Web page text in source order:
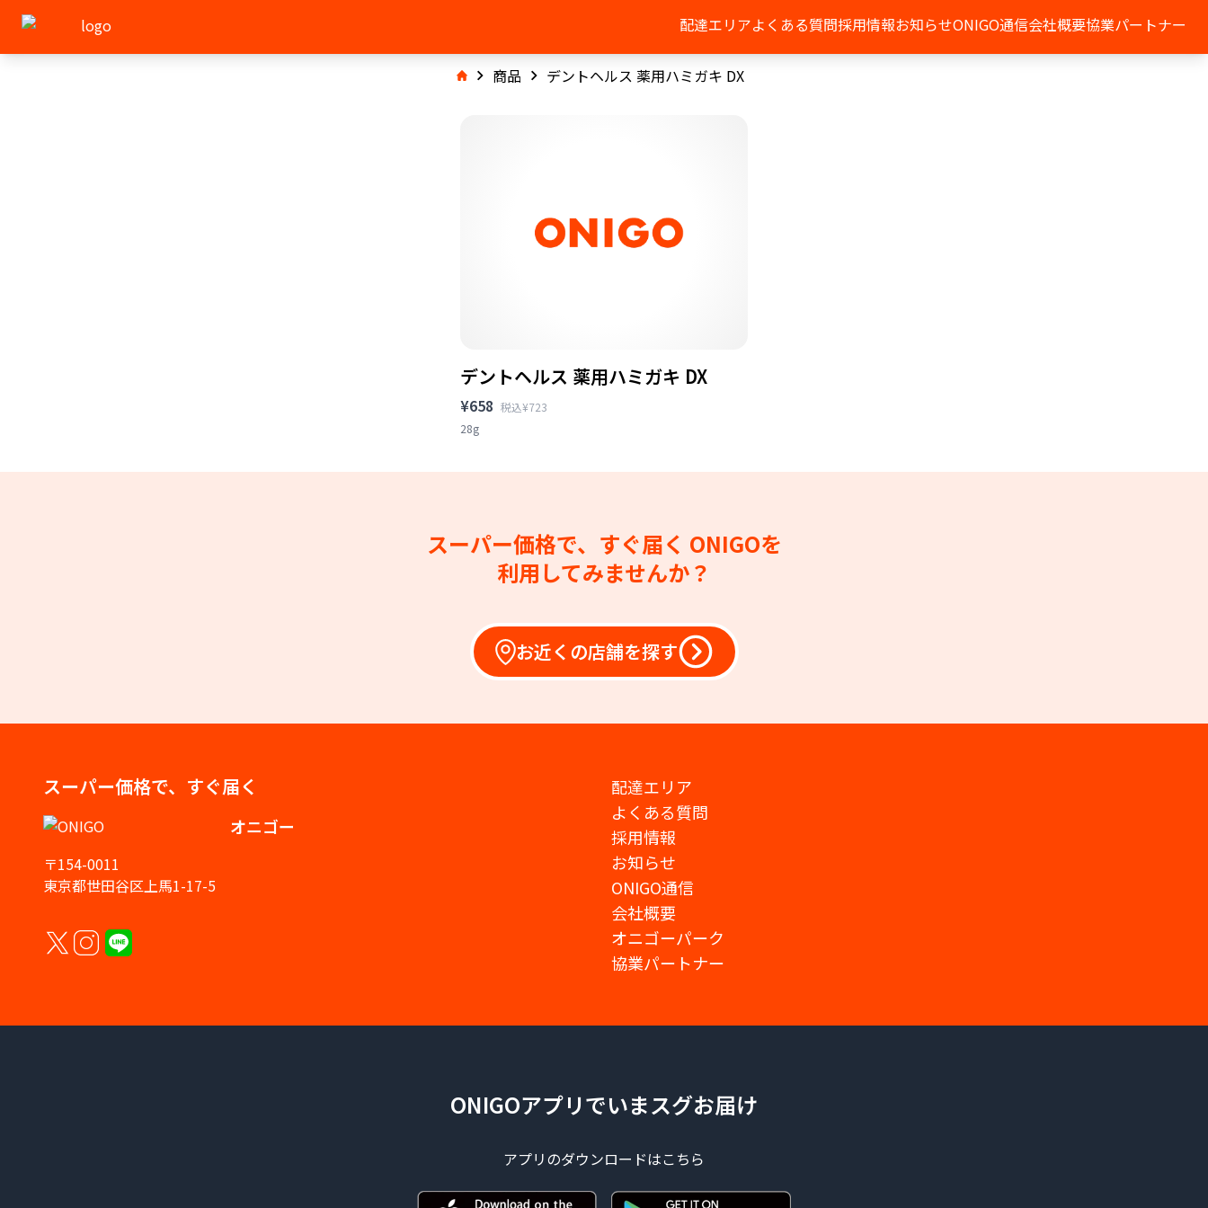
配達エリアよくある質問採用情報お知らせONIGO通信会社概要協業パートナー
商品 デントヘルス 薬用ハミガキ DX
デントヘルス 薬用ハミガキ DX
¥658 税込¥723
28g
スーパー価格で、すぐ届く ONIGOを
利用してみませんか？
お近くの店舗を探す
スーパー価格で、すぐ届く
オニゴー
〒154-0011
東京都世田谷区上馬1-17-5
配達エリア
よくある質問
採用情報
お知らせ
ONIGO通信
会社概要
オニゴーパーク
協業パートナー
ONIGOアプリでいまスグお届け
アプリのダウンロードはこちら